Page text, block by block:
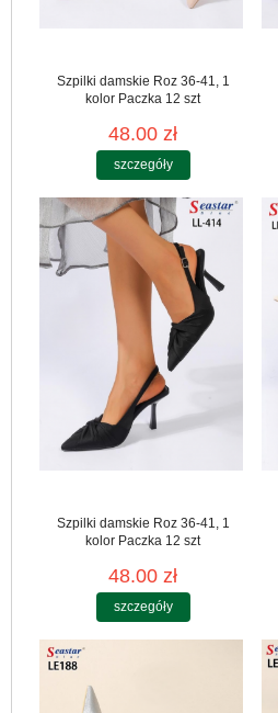
Szpilki damskie Roz 36-41, 1
kolor Paczka 12 szt
48.00 zł
szczegóły
Szpilki damskie Roz 36-41, 1
kolor Paczka 12 szt
48.00 zł
szczegóły